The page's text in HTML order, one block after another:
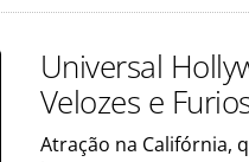
Universal
Velozes e
Atração na Califórnia,